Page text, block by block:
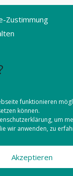
Zustimmung
funktionieren
können.
, um
wir anwenden, zu
Akzeptieren
augsburg.de
KLJB Augsburg